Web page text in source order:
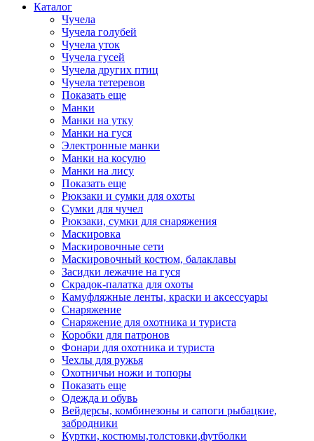
Каталог
Чучела
Чучела голубей
Чучела уток
Чучела гусей
Чучела других птиц
Чучела тетеревов
Показать еще
Манки
Манки на утку
Манки на гуся
Электронные манки
Манки на косулю
Манки на лису
Показать еще
Рюкзаки и сумки для охоты
Сумки для чучел
Рюкзаки, сумки для снаряжения
Маскировка
Маскировочные сети
Маскировочный костюм, балаклавы
Засидки лежачие на гуся
Скрадок-палатка для охоты
Камуфляжные ленты, краски и аксессуары
Снаряжение
Снаряжение для охотника и туриста
Коробки для патронов
Фонари для охотника и туриста
Чехлы для ружья
Охотничьи ножи и топоры
Показать еще
Одежда и обувь
Вейдерсы, комбинезоны и сапоги рыбацкие,
забродники
Куртки, костюмы,толстовки,футболки